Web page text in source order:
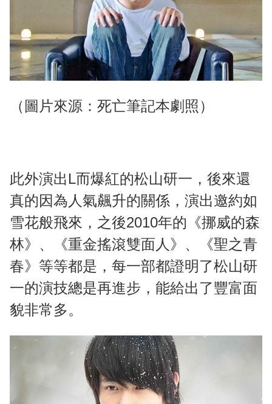
（圖片來源：死亡筆記本劇照）
此外演出L而爆紅的松山研一，後來還
真的因為人氣飆升的關係，演出邀約如
雪花般飛來，之後2010年的《挪威的森
林》、《重金搖滾雙面人》、《聖之青
春》等等都是，每一部都證明了松山研
一的演技總是再進步，能給出了豐富面
貌非常多。